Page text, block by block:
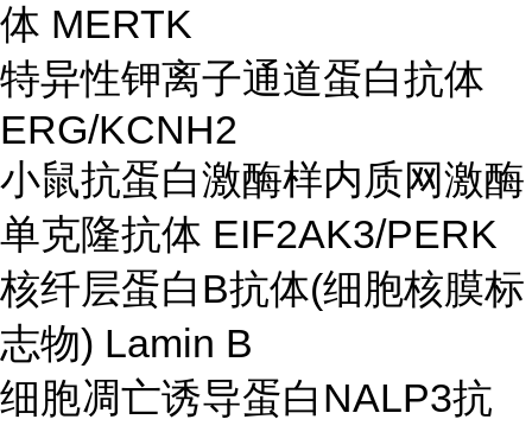
体 MERTK
特异性钾离子通道蛋白抗体
ERG/KCNH2
小鼠抗蛋白激酶样内质网激酶
单克隆抗体 EIF2AK3/PERK
核纤层蛋白B抗体(细胞核膜标
志物) Lamin B
细胞凋亡诱导蛋白NALP3抗